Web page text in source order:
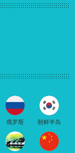
俄罗斯 朝鲜半岛